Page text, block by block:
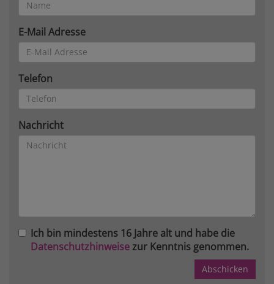
E-Mail Adresse
Telefon
Nachricht
Ich bin mindestens 16 Jahre alt und habe die
Datenschutzhinweisezur Kenntnis genommen.